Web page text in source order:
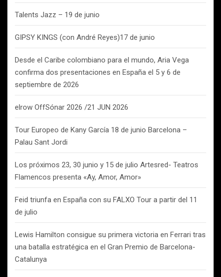
Talents Jazz – 19 de junio
GIPSY KINGS (con André Reyes)17 de junio
Desde el Caribe colombiano para el mundo, Aria Vega
confirma dos presentaciones en España el 5 y 6 de
septiembre de 2026
elrow OffSónar 2026 /21 JUN 2026
Tour Europeo de Kany García 18 de junio Barcelona –
Palau Sant Jordi
Los próximos 23, 30 junio y 15 de julio Artesred- Teatros
Flamencos presenta «Ay, Amor, Amor»
Feid triunfa en España con su FALXO Tour a partir del 11
de julio
Lewis Hamilton consigue su primera victoria en Ferrari tras
una batalla estratégica en el Gran Premio de Barcelona-
Catalunya